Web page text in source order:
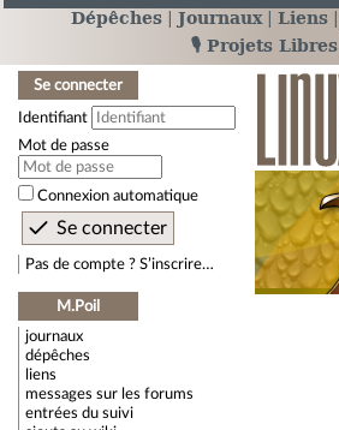
Dépêches Journaux Liens
🎙️ Projets Libres
Se connecter
Identifiant
Mot de passe
Connexion automatique
Pas de compte ? S’inscrire…
M.Poil
journaux
dépêches
liens
messages sur les forums
entrées du suivi